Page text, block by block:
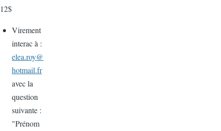
12$
Virement
interac à :
elea.roy@
hotmail.fr
avec la
question
suivante :
"Prénom